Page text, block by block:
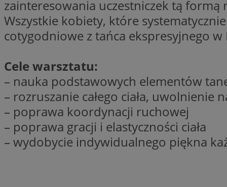
zainteresowania uczestniczek tą formą
Wszystkie kobiety, które
cotygodniowe z tańca ekspresyjnego
Cele warsztatu:
– nauka podstawowych elementów
– rozruszanie całego ciała, uwolnienie
– poprawa koordynacji ruchowej
– poprawa gracji i elastyczności ciała
– wydobycie indywidualnego piękna
SessID
QeSessID
MvSessID
suid
INGRESSCOOKIE